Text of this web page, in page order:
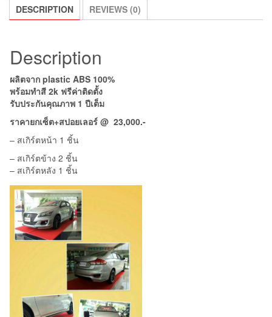
DESCRIPTION REVIEWS (0)
Description
ผลิตจาก plastic ABS 100%
พร้อมทำสี 2k ฟรีค่าติดตั้ง
รับประกันคุณภาพ 1 ปีเต็ม
ราคายกเซ็ต+สปอยเลอร์ @ 23,000.-
– สเกิร์ตหน้า 1 ชิ้น
– สเกิร์ตข้าง 2 ชิ้น
– สเกิร์ตหลัง 1 ชิ้น